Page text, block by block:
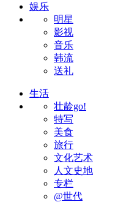
娱乐
明星
影视
音乐
韩流
送礼
生活
壮龄go!
特写
美食
旅行
文化艺术
人文史地
专栏
@世代